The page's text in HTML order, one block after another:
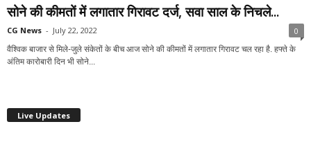
सोने की कीमतों में लगातार गिरावट दर्ज, सवा साल के निचले...
CG News - July 22, 2022 0
वैश्विक बाजार से मिले-जुले संकेतों के बीच आज सोने की कीमतों में लगातार गिरावट चल रहा है. हफ्ते के
अंतिम कारोबारी दिन भी सोने...
Live Updates